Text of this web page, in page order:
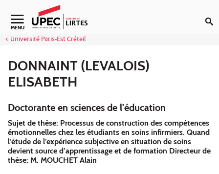
Aller au contenu
Navigation secondaire
MENU
Université Paris-Est Créteil
DONNAINT (LEVALOIS)
ELISABETH
Doctorante en sciences de l'éducation
Sujet de thèse: Processus de construction des compétences
émotionnelles chez les étudiants en soins infirmiers. Quand
l’étude de l’expérience subjective en situation de soins
devient source d’apprentissage et de formation Directeur de
thèse: M. MOUCHET Alain